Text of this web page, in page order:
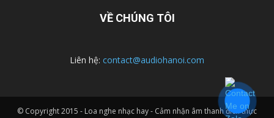
VỀ CHÚNG TÔI
Liên hệ: contact@audiohanoi.com
© Copyright 2015 - Loa nghe nhạc hay - Cảm nhận âm thanh đích thực